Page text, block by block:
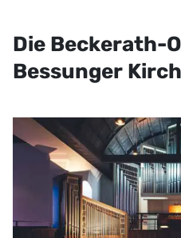
Die Beckerath-
Bessunger